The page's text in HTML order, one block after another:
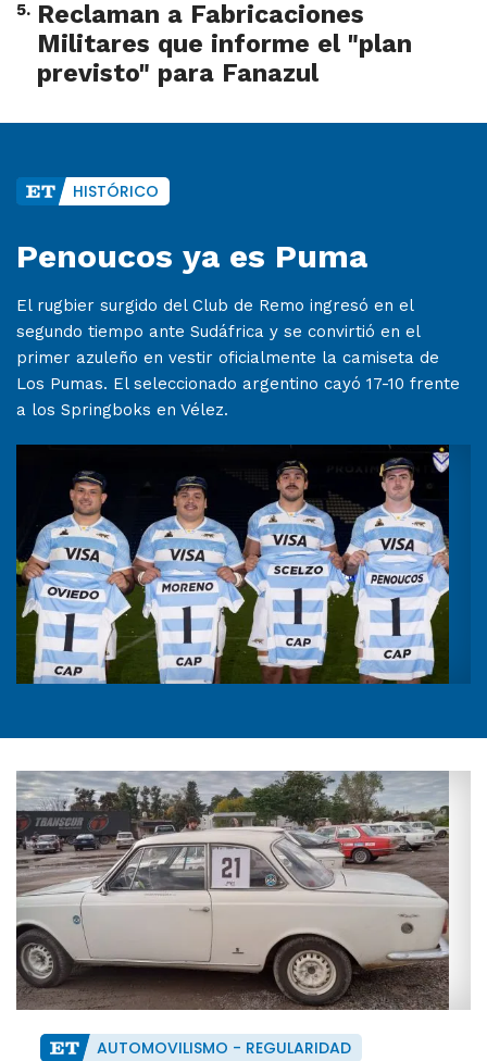
5. Reclaman a Fabricaciones
Militares que informe el "plan
previsto" para Fanazul
HISTÓRICO
Penoucos ya es Puma
El rugbier surgido del Club de Remo ingresó en el
segundo tiempo ante Sudáfrica y se convirtió en el
primer azuleño en vestir oficialmente la camiseta de
Los Pumas. El seleccionado argentino cayó 17-10 frente
a los Springboks en Vélez.
AUTOMOVILISMO - REGULARIDAD